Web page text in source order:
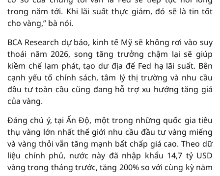
trong năm tới. Khi lãi suất thực giảm, đó sẽ là tin tốt
cho vàng,” bà nói.
BCA Research dự báo, kinh tế Mỹ sẽ không rơi vào suy
thoái năm 2026, song tăng trưởng chậm lại sẽ giúp
kiềm chế lạm phát, tạo dư địa để Fed hạ lãi suất. Bên
cạnh yếu tố chính sách, tâm lý thị trường và nhu cầu
đầu tư toàn cầu cũng đang hỗ trợ xu hướng tăng giá
của vàng.
Đáng chú ý, tại Ấn Độ, một trong những quốc gia tiêu
thụ vàng lớn nhất thế giới nhu cầu đầu tư vàng miếng
và vàng thỏi vẫn tăng mạnh bất chấp giá cao. Theo dữ
liệu chính phủ, nước này đã nhập khẩu 14,7 tỷ USD
vàng trong tháng trước, tăng 200% so với cùng kỳ năm